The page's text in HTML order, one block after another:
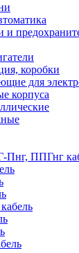
и
коробки
для
корпуса
Пнг, ППГнг